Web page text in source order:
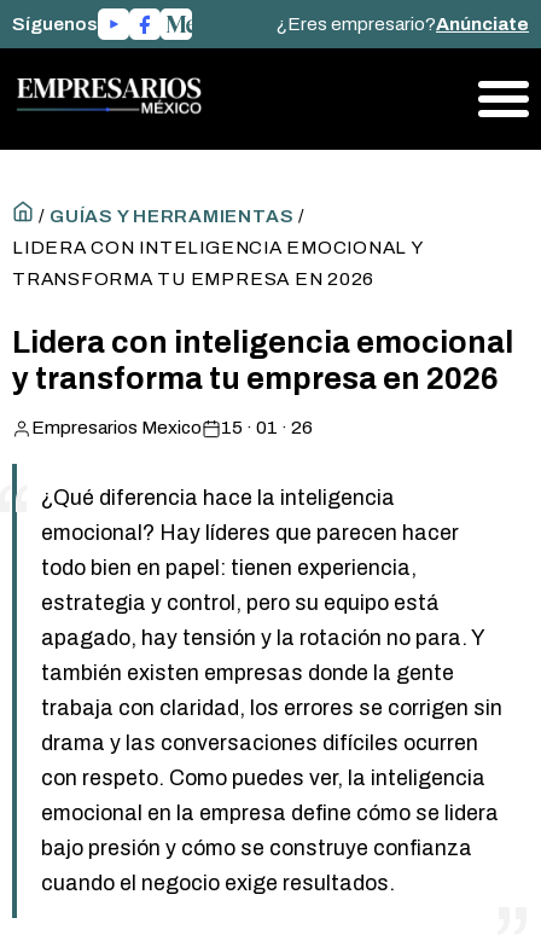
Síguenos ¿Eres empresario?Anúnciate
/ GUÍAS Y HERRAMIENTAS /
LIDERA CON INTELIGENCIA EMOCIONAL Y
TRANSFORMA TU EMPRESA EN 2026
Lidera con inteligencia emocional
y transforma tu empresa en 2026
Empresarios Mexico 15 · 01 · 26
¿Qué diferencia hace la inteligencia
emocional? Hay líderes que parecen hacer
todo bien en papel: tienen experiencia,
estrategia y control, pero su equipo está
apagado, hay tensión y la rotación no para. Y
también existen empresas donde la gente
trabaja con claridad, los errores se corrigen sin
drama y las conversaciones difíciles ocurren
con respeto. Como puedes ver, la inteligencia
emocional en la empresa define cómo se lidera
bajo presión y cómo se construye confianza
cuando el negocio exige resultados.